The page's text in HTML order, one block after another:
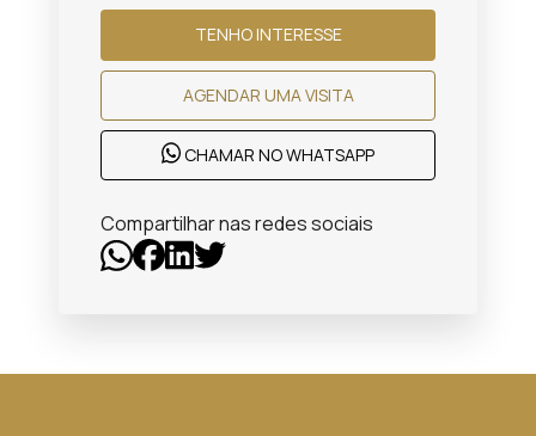
TENHO INTERESSE
AGENDAR UMA VISITA
CHAMAR NO WHATSAPP
Compartilhar nas redes sociais